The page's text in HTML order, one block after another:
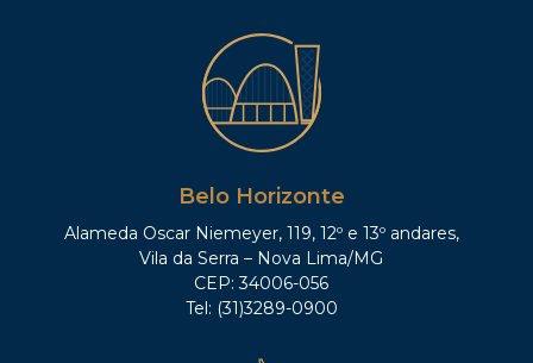
Belo Horizonte
Alameda Oscar Niemeyer, 119, 12º e 13º andares,
Vila da Serra – Nova Lima/MG
CEP: 34006-056
Tel: (31)3289-0900